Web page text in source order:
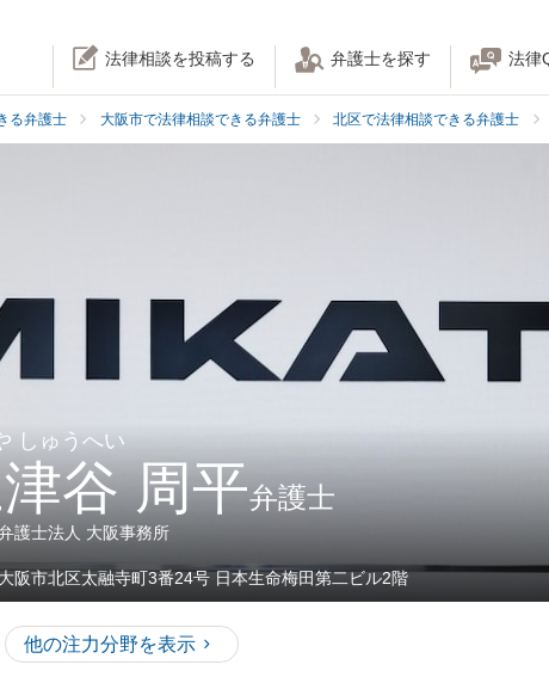
法律相談を投稿する 弁護士を探す 法律
る弁護士 大阪市で法律相談できる弁護士 北区で法律相談できる弁護士
しゅうへい
谷 周平弁護士
護士法人 大阪事務所
大阪市北区太融寺町3番24号 日本生命梅田第二ビル2階
他の注力分野を表示